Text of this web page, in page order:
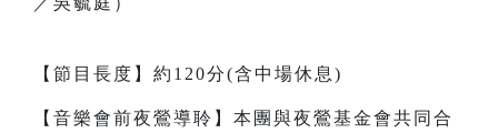
【節目長度】約120分(含中場休息)
【音樂會前夜鶯導聆】本團與夜鶯基金會共同合